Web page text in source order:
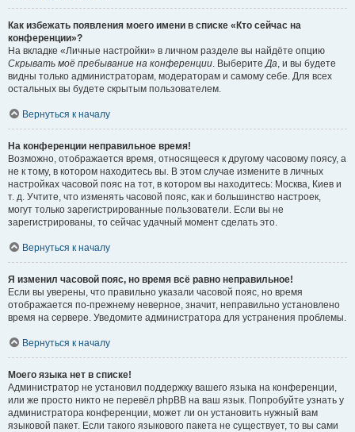
Как избежать появления моего имени в списке «Кто сейчас на
конференции»?
На вкладке «Личные настройки» в личном разделе вы найдёте опцию
Скрывать моё пребывание на конференции. ВыберитеДа, и вы будете
видны только администраторам, модераторам и самому себе. Для всех
остальных вы будете скрытым пользователем.
Вернуться к началу
На конференции неправильное время!
Возможно, отображается время, относящееся к другому часовому поясу, а
не к тому, в котором находитесь вы. В этом случае измените в личных
настройках часовой пояс на тот, в котором вы находитесь: Москва, Киев и
т. д. Учтите, что изменять часовой пояс, как и большинство настроек,
могут только зарегистрированные пользователи. Если вы не
зарегистрированы, то сейчас удачный момент сделать это.
Вернуться к началу
Я изменил часовой пояс, но время всё равно неправильное!
Если вы уверены, что правильно указали часовой пояс, но время
отображается по-прежнему неверное, значит, неправильно установлено
время на сервере. Уведомите администратора для устранения проблемы.
Вернуться к началу
Моего языка нет в списке!
Администратор не установил поддержку вашего языка на конференции,
или же просто никто не перевёл phpBB на ваш язык. Попробуйте узнать у
администратора конференции, может ли он установить нужный вам
языковой пакет. Если такого языкового пакета не существует, то вы сами